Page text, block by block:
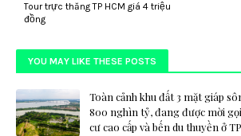
Tour trực thăng TP HCM giá 4 triệu
đồng
YOU MAY LIKE THESE POSTS
Toàn cảnh khu đất 3 mặt giáp
800 nghìn tỷ, đang được mời
cư cao cấp và bến du thuyền ở